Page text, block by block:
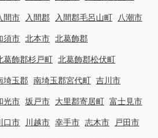
間市 入間郡 入間郡毛呂山町 八潮市
須市 北本市 北葛飾郡
葛飾郡杉戸町 北葛飾郡松伏町
埼玉郡 南埼玉郡宮代町 吉川市
光市 坂戸市 大里郡寄居町 富士見市
口市 川越市 幸手市 志木市 戸田市